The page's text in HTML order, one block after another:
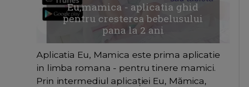
Eu,mamica - aplicatia ghid
pentru cresterea bebelusului
pana la 2 ani
Aplicatia Eu, Mamica este prima aplicatie
in limba romana - pentru tinere mamici.
Prin intermediul aplicaţiei Eu, Mămica,